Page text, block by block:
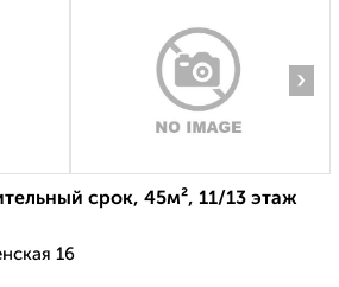
›
срок, 45м², 11/13 этаж
16